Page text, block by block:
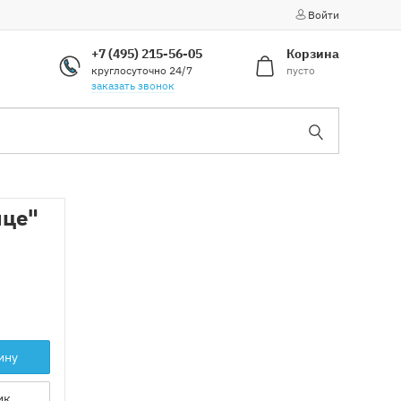
Войти
+7 (495) 215-56-05
круглосуточно 24/7
заказать звонок
Корзина
пусто